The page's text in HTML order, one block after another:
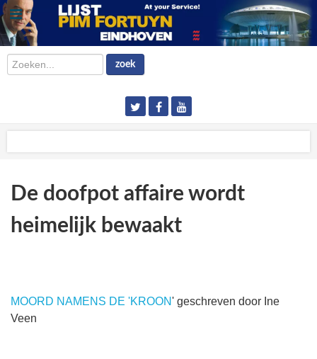
Zoeken... zoek
De doofpot affaire wordt
heimelijk bewaakt
MOORD NAMENS DE 'KROON' geschreven door Ine
Veen